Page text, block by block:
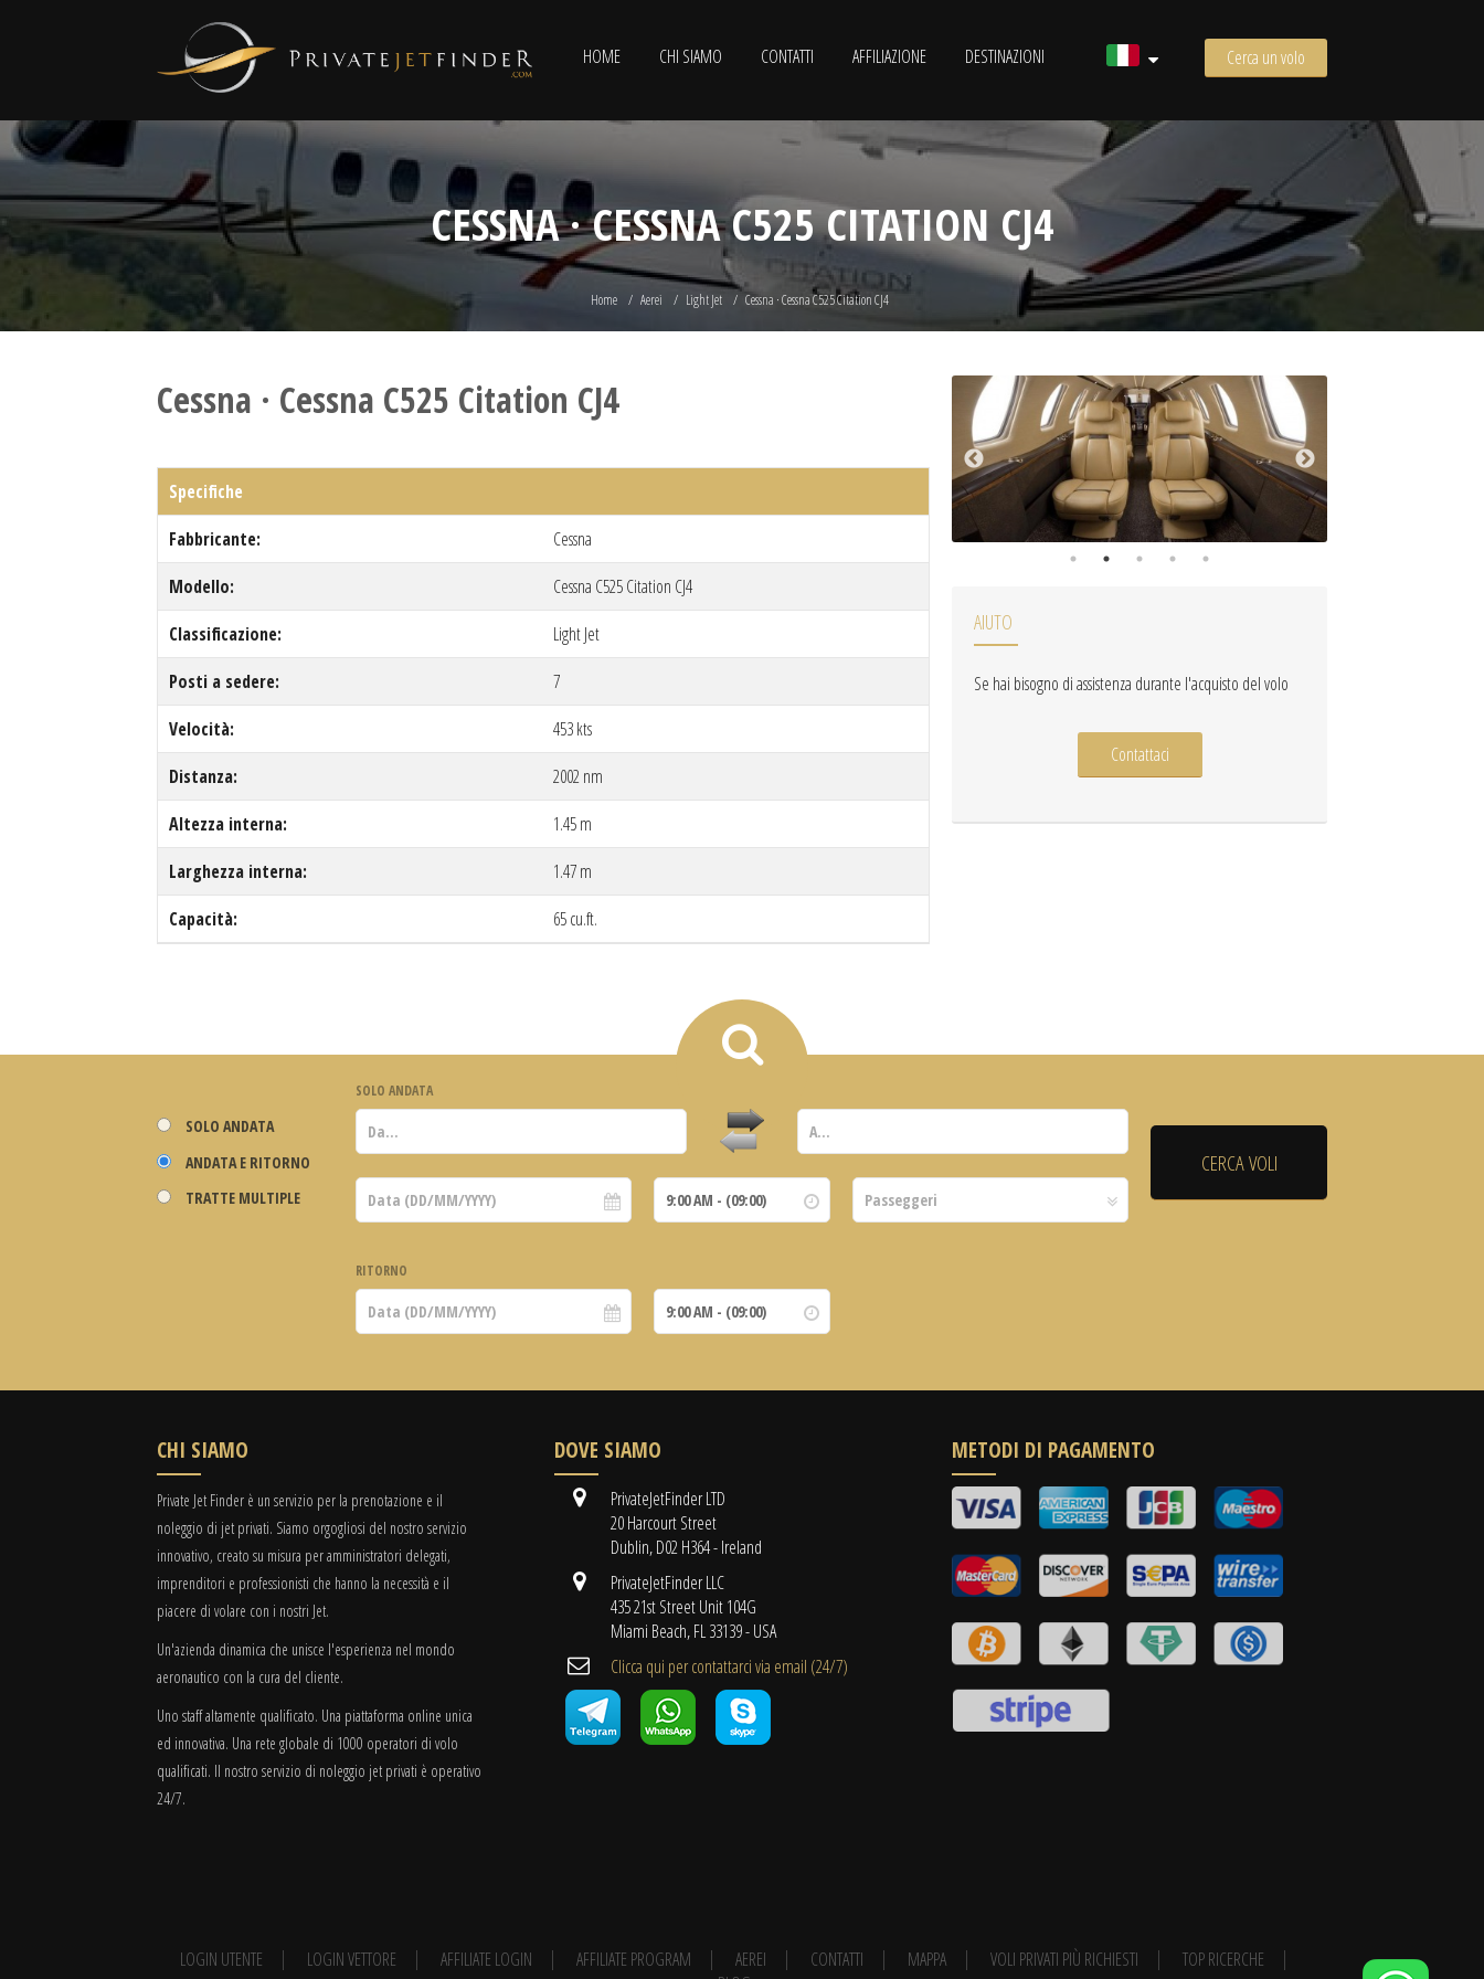
HOME CHI SIAMO CONTATTI AFFILIAZIONE DESTINAZIONI Cerca un volo
CESSNA · CESSNA C525 CITATION CJ4
Home Aerei Light Jet Cessna · Cessna C525 Citation CJ4
Cessna · Cessna C525 Citation CJ4
Specifiche
Fabbricante:
Cessna
Modello:
Cessna C525 Citation CJ4
Classificazione:
Light Jet
Posti a sedere:
7
Velocità:
453 kts
Distanza:
2002 nm
Altezza interna:
1.45 m
Larghezza interna:
1.47 m
Capacità:
65 cu.ft.
AIUTO
Se hai bisogno di assistenza durante l'acquisto del volo
Contattaci
SOLO ANDATA
ANDATA E RITORNO
TRATTE MULTIPLE
SOLO ANDATA
RITORNO
CHI SIAMO
Private Jet Finder è un servizio per la prenotazione e il
noleggio di jet privati. Siamo orgogliosi del nostro servizio
innovativo, creato su misura per amministratori delegati,
imprenditori e professionisti che hanno la necessità e il
piacere di volare con i nostri Jet.
Un'azienda dinamica che unisce l'esperienza nel mondo
aeronautico con la cura del cliente.
Uno staff altamente qualificato. Una piattaforma online unica
ed innovativa. Una rete globale di 1000 operatori di volo
qualificati. Il nostro servizio di noleggio jet privati è operativo
24/7.
DOVE SIAMO
PrivateJetFinder LTD
20 Harcourt Street
Dublin, D02 H364 - Ireland
PrivateJetFinder LLC
435 21st Street Unit 104G
Miami Beach, FL 33139 - USA
Clicca qui per contattarci via email (24/7)
METODI DI PAGAMENTO
LOGIN UTENTE LOGIN VETTORE AFFILIATE LOGIN AFFILIATE PROGRAM AEREI CONTATTI MAPPA VOLI PRIVATI PIÙ RICHIESTI
TOP RICERCHE